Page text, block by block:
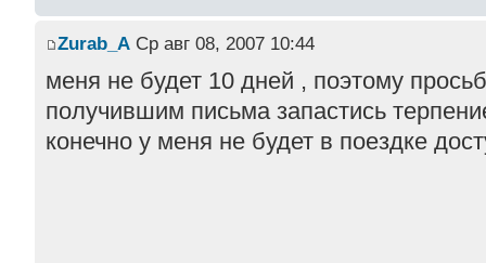
Zurab_A Ср авг 08, 2007 10:44
меня не будет 10 дней , поэтому
получившим письма запастись
конечно у меня не будет в поездке